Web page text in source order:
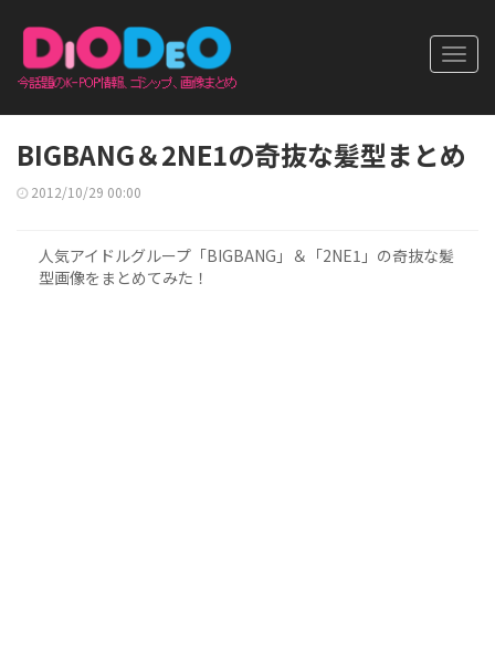
BIGBANG＆2NE1の奇抜な髪型まとめ
2012/10/29 00:00
人気アイドルグループ「BIGBANG」＆「2NE1」の奇抜な髪
型画像をまとめてみた！